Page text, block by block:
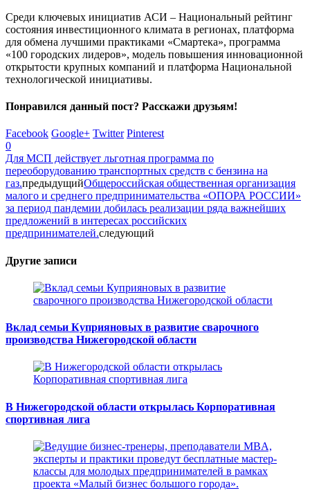
Среди ключевых инициатив АСИ – Национальный рейтинг
состояния инвестиционного климата в регионах, платформа
для обмена лучшими практиками «Смартека», программа
«100 городских лидеров», модель повышения инновационной
открытости крупных компаний и платформа Национальной
технологической инициативы.
Понравился данный пост? Расскажи друзьям!
Facebook Google+ Twitter Pinterest
0
Для МСП действует льготная программа по
переоборудованию транспортных средств с бензина на
газ.предыдущийОбщероссийская общественная организация
малого и среднего предпринимательства «ОПОРА РОССИИ»
за период пандемии добилась реализации ряда важнейших
предложений в интересах российских
предпринимателей.следующий
Другие записи
Вклад семьи Куприяновых в развитие сварочного
производства Нижегородской области
В Нижегородской области открылась Корпоративная
спортивная лига